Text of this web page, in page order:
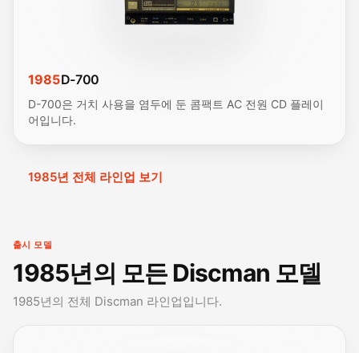
1985D-700
D-700은 거치 사용을 염두에 둔 콤팩트 AC 전원 CD 플레이
어입니다.
1985년 전체 라인업 보기
출시 모델
1985년의 모든 Discman 모델
1985년의 전체 Discman 라인업입니다.